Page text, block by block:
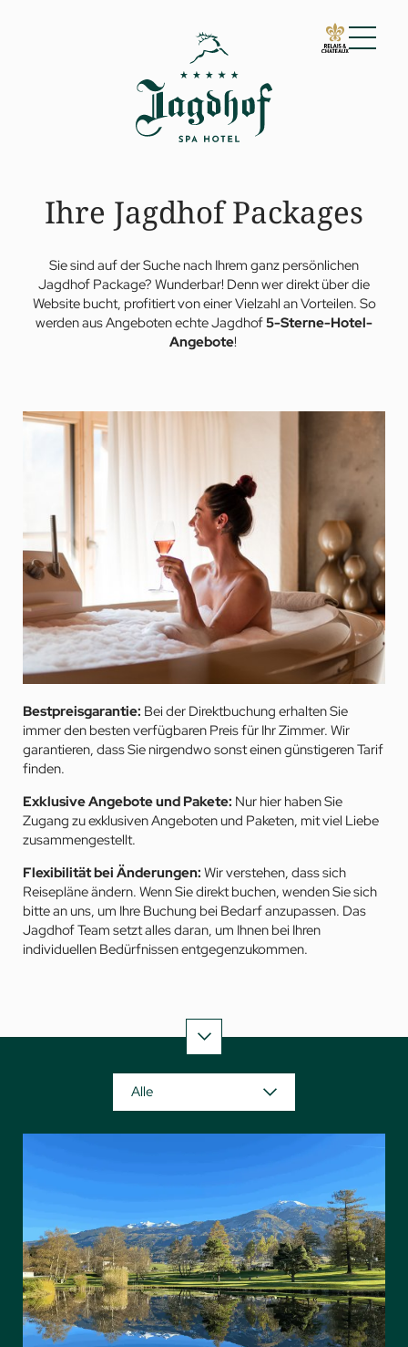
01 Der Jagdhof
02 Zimmer & Suiten
05 Angebote
06 Aktivitäten
07 Events
Ihre Jagdhof Packages
Sie sind auf der Suche nach Ihrem ganz persönlichen
Jagdhof Package? Wunderbar! Denn wer direkt über die
Website bucht, profitiert von einer Vielzahl an Vorteilen. So
werden aus Angeboten echte Jagdhof5-Sterne-Hotel-
Angebote!
Bestpreisgarantie: Bei der Direktbuchung erhalten Sie
immer den besten verfügbaren Preis für Ihr Zimmer. Wir
garantieren, dass Sie nirgendwo sonst einen günstigeren Tarif
finden.
Exklusive Angebote und Pakete: Nur hier haben Sie
Zugang zu exklusiven Angeboten und Paketen, mit viel Liebe
zusammengestellt.
Flexibilität bei Änderungen: Wir verstehen, dass sich
Reisepläne ändern. Wenn Sie direkt buchen, wenden Sie sich
bitte an uns, um Ihre Buchung bei Bedarf anzupassen. Das
Jagdhof Team setzt alles daran, um Ihnen bei Ihren
individuellen Bedürfnissen entgegenzukommen.
Alle